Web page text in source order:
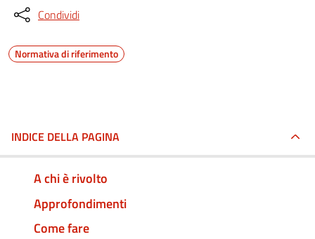
Condividi
Normativa di riferimento
INDICE DELLA PAGINA
A chi è rivolto
Approfondimenti
Come fare